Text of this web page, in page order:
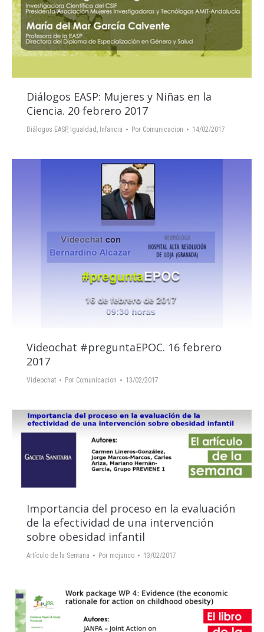
Diálogos EASP: Mujeres y Niñas en la
Ciencia. 20 febrero 2017
Diálogos EASP, Igualdad , Infancia Por Comunicacion 14/02/2017
Videochat #preguntaEPOC. 16 febrero
2017
Videochat Por Comunicacion 13/02/2017
Importancia del proceso en la evaluación
de la efectividad de una intervención
sobre obesidad infantil
Artículo de la Semana Por mcjunco 13/02/2017